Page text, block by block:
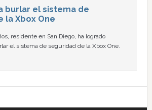
burlar el sistema de
la Xbox One
residente en San Diego, ha logrado
el sistema de seguridad de la Xbox One.